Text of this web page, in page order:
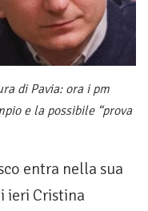
di Pavia: ora i pm
e la possibile “prova
entra nella sua
ieri Cristina